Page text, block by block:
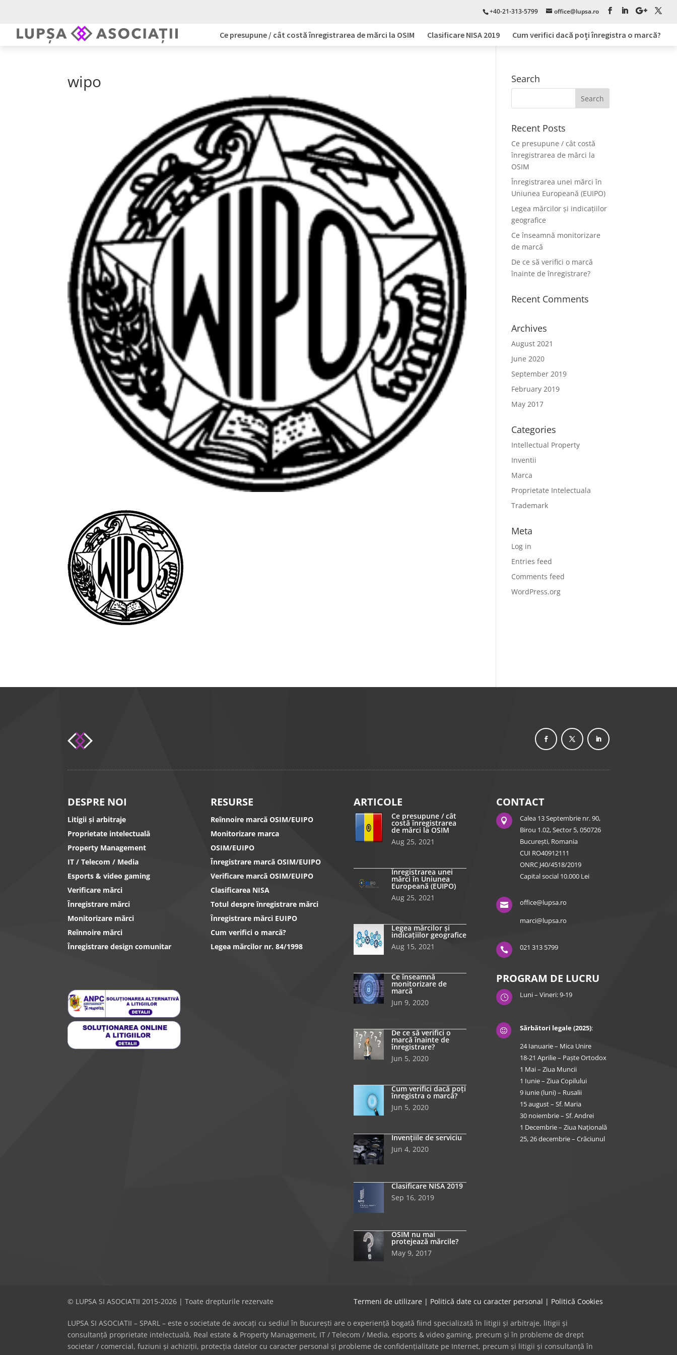
+40-21-313-5799 office@lupsa.ro
Ce presupune / cât costă înregistrarea de mărci la OSIM Clasificare NISA 2019 Cum verifici dacă poți înregistra o marcă?
wipo Search
Recent Posts
Ce presupune / cât costă
înregistrarea de mărci la
OSIM
Înregistrarea unei mărci în
Uniunea Europeană (EUIPO)
Legea mărcilor și indicațiilor
geografice
Ce înseamnă monitorizare
de marcă
De ce să verifici o marcă
înainte de înregistrare?
Recent Comments
Archives
August 2021
June 2020
September 2019
February 2019
May 2017
Categories
Intellectual Property
Inventii
Marca
Proprietate Intelectuala
Trademark
Meta
Log in
Entries feed
Comments feed
WordPress.org
DESPRE NOI
Litigii și arbitraje
Proprietate intelectuală
Property Management
IT / Telecom / Media
Esports & video gaming
Verificare mărci
Înregistrare mărci
Monitorizare mărci
Reînnoire mărci
Înregistrare design comunitar
RESURSE
Reînnoire marcă OSIM/EUIPO
Monitorizare marca
OSIM/EUIPO
Înregistrare marcă OSIM/EUIPO
Verificare marcă OSIM/EUIPO
Clasificarea NISA
Totul despre înregistrare mărci
Înregistrare mărci EUIPO
Cum verifici o marcă?
Legea mărcilor nr. 84/1998
ARTICOLE
Ce presupune / cât
costă înregistrarea
de mărci la OSIM
Aug 25, 2021
Înregistrarea unei
mărci în Uniunea
Europeană (EUIPO)
Aug 25, 2021
Legea mărcilor și
indicațiilor geografice
Aug 15, 2021
Ce înseamnă
monitorizare de
marcă
Jun 9, 2020
De ce să verifici o
marcă înainte de
înregistrare?
Jun 5, 2020
Cum verifici dacă poți
înregistra o marcă?
Jun 5, 2020
Invențiile de serviciu
Jun 4, 2020
Clasificare NISA 2019
Sep 16, 2019
OSIM nu mai
protejează mărcile?
May 9, 2017
CONTACT

Calea 13 Septembrie nr. 90,
Birou 1.02, Sector 5, 050726
București, Romania
CUI RO40912111
ONRC J40/4518/2019
Capital social 10.000 Lei

office@lupsa.ro
marci@lupsa.ro
 021 313 5799
PROGRAM DE LUCRU
} Luni – Vineri: 9-19
 Sărbători legale (2025):
24 Ianuarie – Mica Unire
18-21 Aprilie – Paște Ortodox
1 Mai – Ziua Muncii
1 Iunie – Ziua Copilului
9 iunie (luni) – Rusalii
15 august – Sf. Maria
30 noiembrie – Sf. Andrei
1 Decembrie – Ziua Națională
25, 26 decembrie – Crăciunul
© LUPSA SI ASOCIATII 2015-2026 | Toate drepturile rezervate Termeni de utilizare | Politică date cu caracter personal | Politică Cookies
LUPSA SI ASOCIATII – SPARL – este o societate de avocați cu sediul în București are o experiență bogată fiind specializată în litigii și arbitraje, litigii și
consultanță proprietate intelectuală, Real estate & Property Management, IT / Telecom / Media, esports & video gaming, precum și în probleme de drept
societar / comercial, fuziuni și achiziții, protecția datelor cu caracter personal și probleme de confidențialitate pe Internet, precum și litigii și consultanță în